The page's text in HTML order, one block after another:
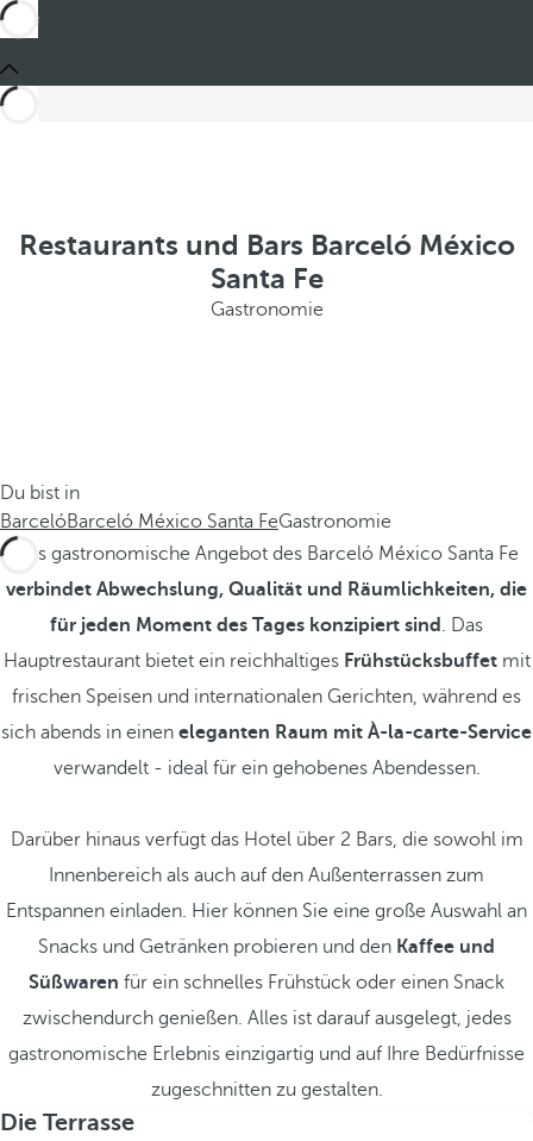
Restaurants und Bars Barceló México
Santa Fe
Gastronomie
Du bist in
BarcelóBarceló México Santa FeGastronomie
Das gastronomische Angebot des Barceló México Santa Fe
verbindet Abwechslung, Qualität und Räumlichkeiten, die
für jeden Moment des Tages konzipiert sind . Das
Hauptrestaurant bietet ein reichhaltiges Frühstücksbuffetmit
frischen Speisen und internationalen Gerichten, während es
sich abends in einen eleganten Raum mit À-la-carte-Service
verwandelt - ideal für ein gehobenes Abendessen.
Darüber hinaus verfügt das Hotel über 2 Bars, die sowohl im
Innenbereich als auch auf den Außenterrassen zum
Entspannen einladen. Hier können Sie eine große Auswahl an
Snacks und Getränken probieren und den Kaffee und
Süßwaren für ein schnelles Frühstück oder einen Snack
zwischendurch genießen. Alles ist darauf ausgelegt, jedes
gastronomische Erlebnis einzigartig und auf Ihre Bedürfnisse
zugeschnitten zu gestalten.
Die Terrasse